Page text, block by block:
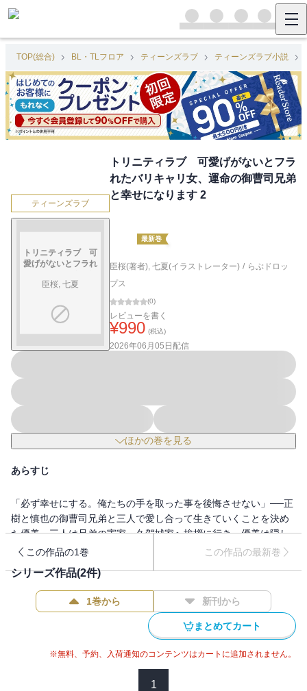
TOP(総合) BL・TLフロア ティーンズラブ ティーンズラブ小説
ティーンズラブ
トリニティラブ 可愛げがないとフラ
れたバリキャリ女、運命の御曹司兄弟
と幸せになります 2
トリニティラブ 可
愛げがないとフラれ
命の御曹司兄弟と幸
臣桜, 七夏
最新巻
臣桜(著者), 七夏(イラストレーター) / らぶドロッ
プス
(0)
レビューを書く
¥990 (税込)
2026年06月05日 配信
ほかの巻を見る
あらすじ
「必ず幸せにする。俺たちの手を取った事を後悔させない」──正
樹と慎也の御曹司兄弟と三人で愛し合って生きていくことを決め
た優美。三人は兄弟の実家・久賀城家へ挨拶に行き、優美は隠し
ていた過去を告白する。慎也も胸に秘めていた過去を語り、久賀
美と慎也が結婚することになり、優美の家族にも挨拶を済ませ
る。ホッとしたのも束の間、正樹の元妻との遭遇、サプライズで
のロンドン旅行、かつて嫌がらせされていた相手との再会と、優
美の日々は不測の事態の連続で……!? 投稿サイトで話題を呼ん
だゴージャス＆センセーショナルなラブストーリー、ますます波
乱万丈な第２巻！
この作品の1巻 この作品の最新巻
シリーズ作品(2件)
1巻から 新刊から
まとめてカート
※無料、予約、入荷通知のコンテンツはカートに追加されません。
1